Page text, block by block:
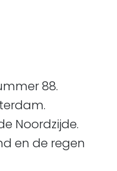
88.
Noordzijde.
en de regen